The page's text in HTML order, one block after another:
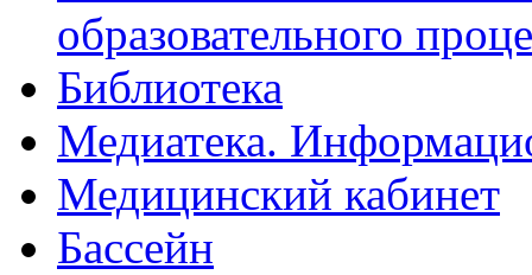
образовательного
Библиотека
Медиатека.
Медицинский кабинет
Бассейн